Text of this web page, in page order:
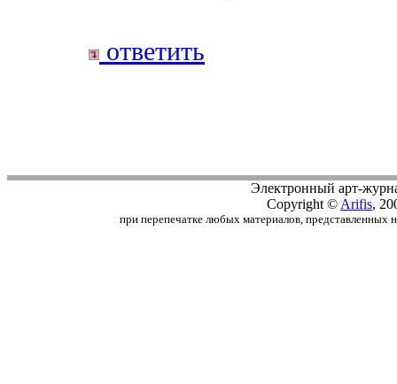
ответить
Электронный арт-
Copyright © Arifis,
при перепечатке любых материалов, представленных